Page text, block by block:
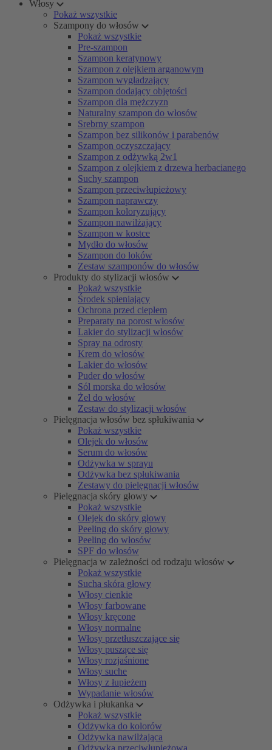
Włosy
Pokaż wszystkie
Szampony do włosów
Pokaż wszystkie
Pre-szampon
Szampon keratynowy
Szampon z olejkiem arganowym
Szampon wygładzający
Szampon dodający objętości
Szampon dla mężczyzn
Naturalny szampon do włosów
Srebrny szampon
Szampon bez silikonów i parabenów
Szampon oczyszczający
Szampon z odżywką 2w1
Szampon z olejkiem z drzewa herbacianego
Suchy szampon
Szampon przeciwłupieżowy
Szampon naprawczy
Szampon koloryzujący
Szampon nawilżający
Szampon w kostce
Mydło do włosów
Szampon do loków
Zestaw szamponów do włosów
Produkty do stylizacji włosów
Pokaż wszystkie
Środek spieniający
Ochrona przed ciepłem
Preparaty na porost włosów
Lakier do stylizacji włosów
Spray na odrosty
Krem do włosów
Lakier do włosów
Puder do włosów
Sól morska do włosów
Żel do włosów
Zestaw do stylizacji włosów
Pielęgnacja włosów bez spłukiwania
Pokaż wszystkie
Olejek do włosów
Serum do włosów
Odżywka w sprayu
Odżywka bez spłukiwania
Zestawy do pielęgnacji włosów
Pielęgnacja skóry głowy
Pokaż wszystkie
Olejek do skóry głowy
Peeling do skóry głowy
Peeling do włosów
SPF do włosów
Pielęgnacja w zależności od rodzaju włosów
Pokaż wszystkie
Sucha skóra głowy
Włosy cienkie
Włosy farbowane
Włosy kręcone
Włosy normalne
Włosy przetłuszczające się
Włosy puszące się
Włosy rozjaśnione
Włosy suche
Włosy z łupieżem
Wypadanie włosów
Odżywka i płukanka
Pokaż wszystkie
Odżywka do kolorów
Odżywka nawilżająca
Odżywka przeciwłupieżowa